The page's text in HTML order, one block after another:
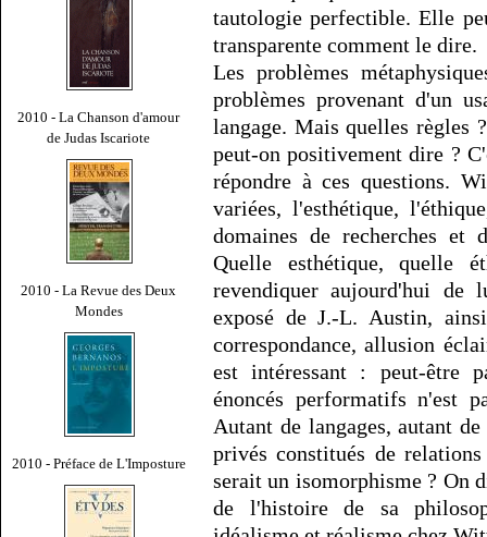
2010 - La Chanson d'amour
de Judas Iscariote
2010 - La Revue des Deux
Mondes
2010 - Préface de L'Imposture
tautologie perfectible. Elle
transparente comment le dire.
Les problèmes
problèmes provenant d'un
langage. Mais quelles règles
peut-on positivement dire ?
répondre à ces questions.
variées, l'esthétique,
domaines de recherches et
Quelle esthétique, quelle
revendiquer aujourd'hui de
exposé de J.-L. Austin,
correspondance, allusion
est intéressant : peut-être
énoncés performatifs n'est
Autant de langages, autant
privés constitués de
serait un isomorphisme ? On
de l'histoire de sa